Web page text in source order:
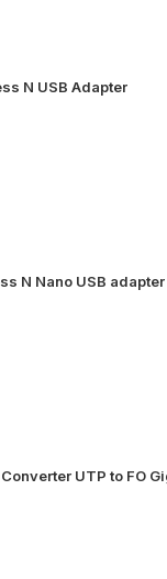
N USB Adapter
N Nano USB adapter
UTP to FO